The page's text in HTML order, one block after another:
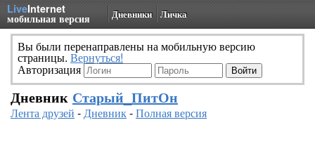
LiveInternet
мобильная версия Дневники Личка
Вы были перенаправлены на мобильную версию
страницы. Вернуться!
Авторизация
Дневник Старый_ПитОн
Лента друзей -Дневник-Полная версия